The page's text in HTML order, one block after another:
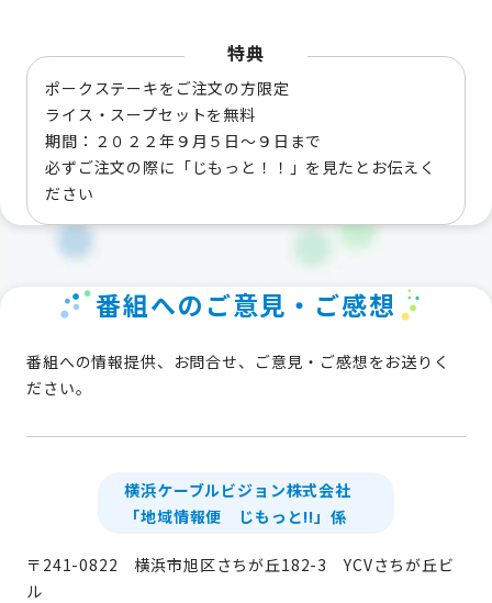
特典
ポークステーキをご注文の方限定
ライス・スープセットを無料
期間：２０２２年９月５日～９日まで
必ずご注文の際に「じもっと！！」を見たとお伝えく
ださい
番組へのご意見・ご感想
番組への情報提供、お問合せ、ご意見・ご感想をお送りく
ださい。
横浜ケーブルビジョン株式会社
「地域情報便 じもっと!!」係
〒241-0822 横浜市旭区さちが丘182-3 YCVさちが丘ビ
ル